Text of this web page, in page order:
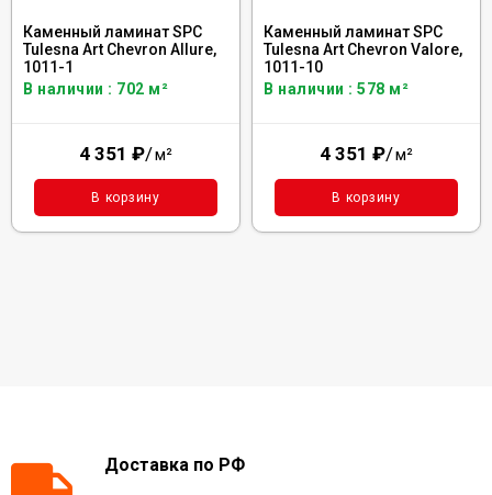
Каменный ламинат SPC
Tulesna Art Chevron Allure,
1011-1
В наличии : 702 м²
4 351 ₽/м²
В корзину
Каменный ламинат SPC
Tulesna Art Chevron Valore,
1011-10
В наличии : 578 м²
4 351 ₽/м²
В корзину
Доставка по РФ